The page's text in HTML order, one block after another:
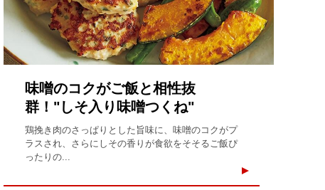
味噌のコクがご飯と相性抜
群！"しそ入り味噌つくね"
鶏挽き肉のさっぱりとした旨味に、味噌のコクがプ
ラスされ、さらにしその香りが食欲をそそるご飯ぴ
ったりの...